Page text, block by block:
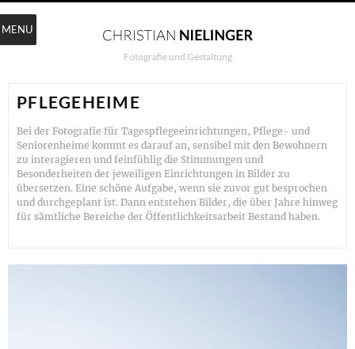
Fotografie und Gestaltung
PFLEGEHEIME
Bei der Fotografie für Tagespflegeeinrichtungen, Pflege- und
Seniorenheime kommt es darauf an, sensibel mit den Bewohnern
zu interagieren und feinfühlig die Stimmungen und
Besonderheiten der jeweiligen Einrichtungen in Bilder zu
übersetzen. Eine schöne Aufgabe, wenn sie zuvor gut besprochen
und durchgeplant ist. Dann entstehen Bilder, die über Jahre hinweg
für sämtliche Bereiche der Öffentlichkeitsarbeit Bestand haben.
MENU